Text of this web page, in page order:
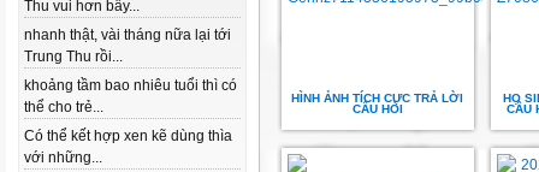
Thu vui hơn bây...
nhanh thật, vài tháng nữa lại tới
Trung Thu rồi...
khoảng tầm bao nhiêu tuổi thì có
thể cho trẻ...
Có thể kết hợp xen kẽ dùng thìa
với những...
HÌNH ẢNH TÍCH CỰC TRẢ LỜI
CÂU HỎI
HỌ
CÂU